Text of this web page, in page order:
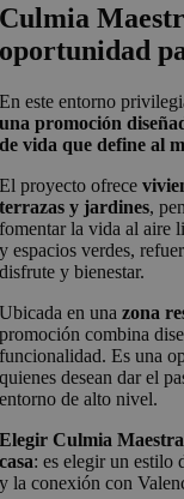
Culmia
oportunidad
En este entorno
una promoción
de vida que define al
El proyecto ofrece
terrazas y jardines,
fomentar la vida al aire
y espacios verdes,
disfrute y bienestar.
Ubicada en una zona
promoción combina
funcionalidad. Es una
quienes desean dar el
entorno de alto nivel.
Elegir Culmia
casa: es elegir un estilo
y la conexión con